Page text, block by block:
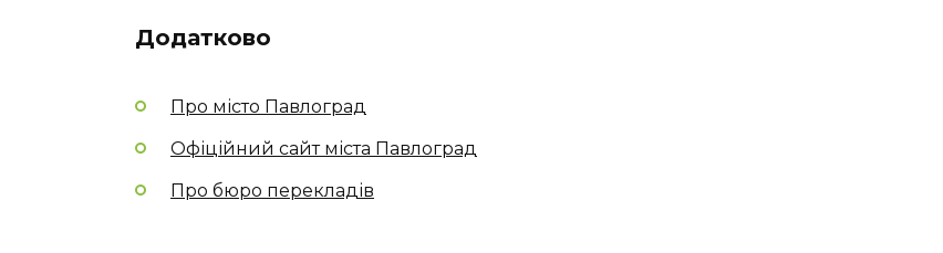
Додатково
Про місто Павлоград
Офіційний сайт міста Павлоград
Про бюро перекладів